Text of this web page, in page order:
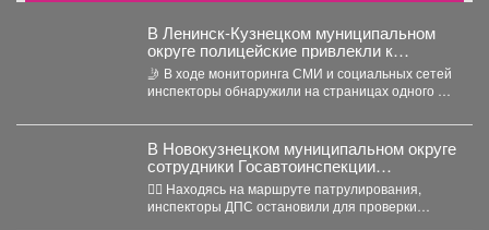
В Ленинск-Кузнецком муниципальном
округе полицейские привлекли к
ответственности автомобилистку за
нарушение правил проезда перекрестка
🤳 В ходе мониторинга СМИ и социальных сетей
инспекторы обнаружили на страницах одного из
В Новокузнецком муниципальном округе
сотрудники Госавтоинспекции
задержали нетрезвого водителя,
повторно севшего за руль в состоянии
опьянения
👮‍♂ Находясь на маршруте патрулирования,
инспекторы ДПС остановили для проверки